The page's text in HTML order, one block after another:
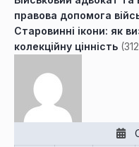
правова допомога
Старовинні ікони: як
колекційну цінність